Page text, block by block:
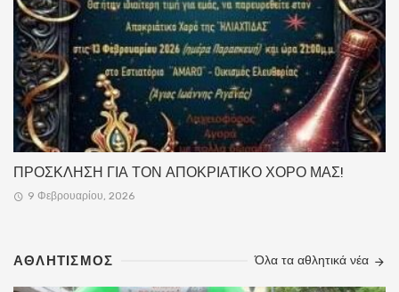
ΠΡΟΣΚΛΗΣΗ ΓΙΑ ΤΟΝ ΑΠΟΚΡΙΑΤΙΚΟ ΧΟΡΟ ΜΑΣ!
9 Φεβρουαρίου, 2026
ΑΘΛΗΤΙΣΜΌΣ Όλα τα αθλητικά νέα